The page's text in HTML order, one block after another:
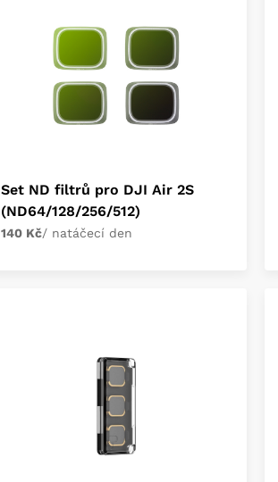
Set ND filtrů pro DJI Air 2S
(ND64/128/256/512)
140 Kč/ natáčecí den